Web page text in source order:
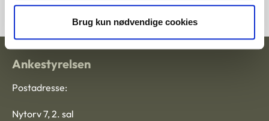
Brug kun nødvendige cookies
Ankestyrelsen
Postadresse:
Nytorv 7, 2. sal